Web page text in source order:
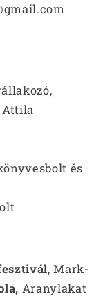
Attila
és
, Mark-
Aranylakat